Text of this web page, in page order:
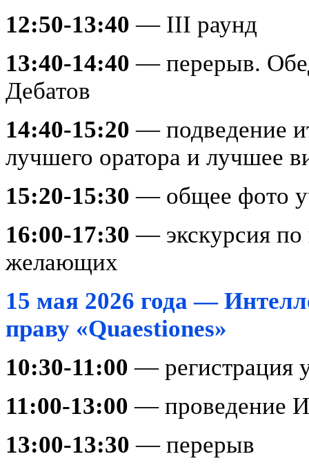
12:50-13:40 — III раунд
13:40-14:40 — перерыв.
Дебатов
14:40-15:20 — подведение
лучшего оратора и лучшее
15:20-15:30 — общее фото
16:00-17:30 — экскурсия по
желающих
15 мая 2026 года —
праву «Quaestiones»
10:30-11:00 — регистрация
11:00-13:00 — проведение
13:00-13:30 — перерыв